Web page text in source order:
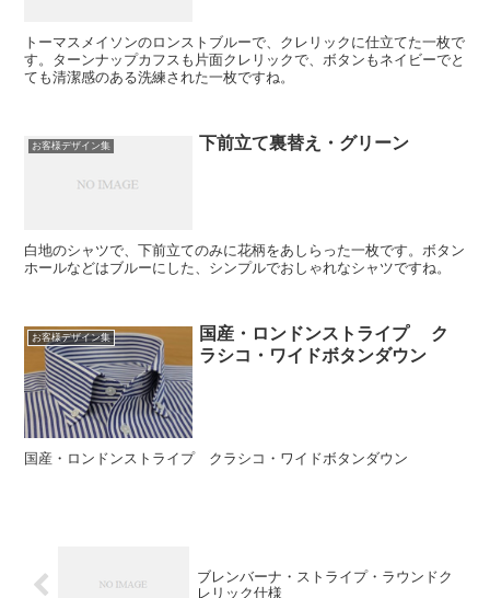
トーマスメイソンのロンストブルーで、クレリックに仕立てた一枚で
す。ターンナップカフスも片面クレリックで、ボタンもネイビーでと
ても清潔感のある洗練された一枚ですね。
お客様デザイン集 下前立て裏替え・グリーン
白地のシャツで、下前立てのみに花柄をあしらった一枚です。ボタン
ホールなどはブルーにした、シンプルでおしゃれなシャツですね。
お客様デザイン集
国産・ロンドンストライプ ク
ラシコ・ワイドボタンダウン
国産・ロンドンストライプ クラシコ・ワイドボタンダウン
ブレンバーナ・ストライプ・ラウンドク
レリック仕様